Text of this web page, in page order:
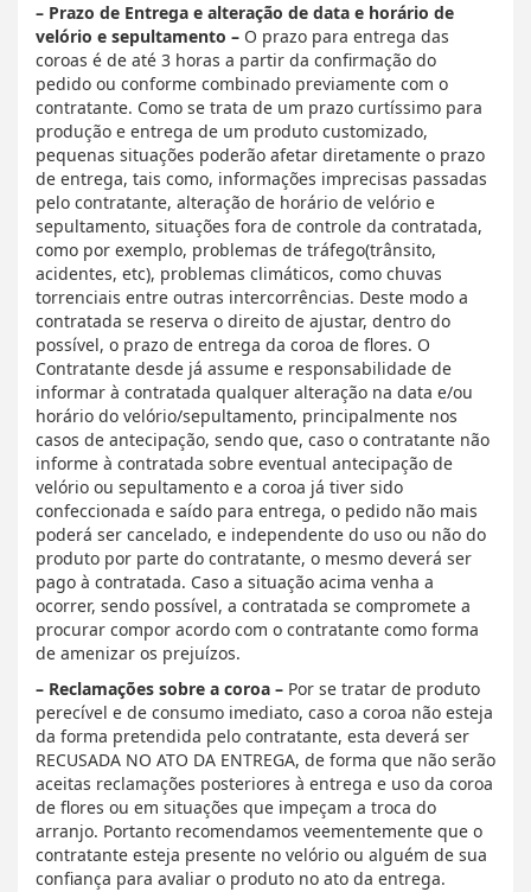
– Prazo de Entrega e alteração de data e horário de
velório e sepultamento – O prazo para entrega das
coroas é de até 3 horas a partir da confirmação do
pedido ou conforme combinado previamente com o
contratante. Como se trata de um prazo curtíssimo para
produção e entrega de um produto customizado,
pequenas situações poderão afetar diretamente o prazo
de entrega, tais como, informações imprecisas passadas
pelo contratante, alteração de horário de velório e
sepultamento, situações fora de controle da contratada,
como por exemplo, problemas de tráfego(trânsito,
acidentes, etc), problemas climáticos, como chuvas
torrenciais entre outras intercorrências. Deste modo a
contratada se reserva o direito de ajustar, dentro do
possível, o prazo de entrega da coroa de flores. O
Contratante desde já assume e responsabilidade de
informar à contratada qualquer alteração na data e/ou
horário do velório/sepultamento, principalmente nos
casos de antecipação, sendo que, caso o contratante não
informe à contratada sobre eventual antecipação de
velório ou sepultamento e a coroa já tiver sido
confeccionada e saído para entrega, o pedido não mais
poderá ser cancelado, e independente do uso ou não do
produto por parte do contratante, o mesmo deverá ser
pago à contratada. Caso a situação acima venha a
ocorrer, sendo possível, a contratada se compromete a
procurar compor acordo com o contratante como forma
de amenizar os prejuízos.
– Reclamações sobre a coroa – Por se tratar de produto
perecível e de consumo imediato, caso a coroa não esteja
da forma pretendida pelo contratante, esta deverá ser
RECUSADA NO ATO DA ENTREGA, de forma que não serão
aceitas reclamações posteriores à entrega e uso da coroa
de flores ou em situações que impeçam a troca do
arranjo. Portanto recomendamos veementemente que o
contratante esteja presente no velório ou alguém de sua
confiança para avaliar o produto no ato da entrega.